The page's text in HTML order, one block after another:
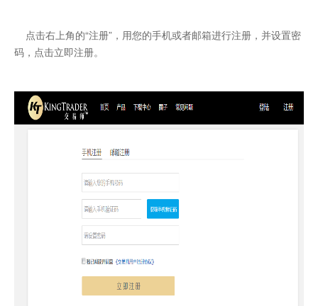
点击右上角的“注册”，用您的手机或者邮箱进行注册，并设置密
码，点击立即注册。